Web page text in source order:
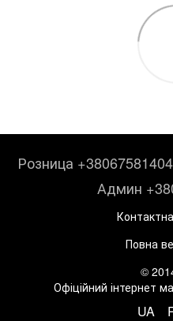
Розница
Админ
Повна
©
Офіційний інтернет
UA